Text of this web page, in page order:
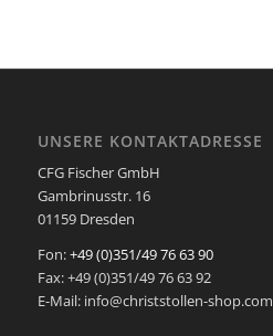
UNSERE KONTAKTADRESSE
CFG Fischer GmbH
Gambrinusstr. 16
01159 Dresden
Fon:+49 (0)351/49 76 63 90
Fax: +49 (0)351/49 76 63 92
E-Mail: info@christstollen-shop.com